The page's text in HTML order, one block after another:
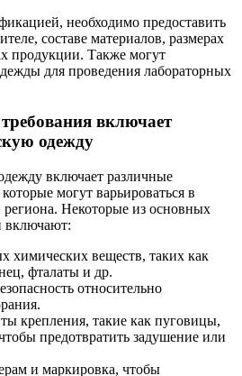
необходимо предоставить
составе материалов, размерах
продукции. Также могут
для проведения лабораторных
включает
одежду
включает различные
могут варьироваться в
региона. Некоторые из основных
включают:
химических веществ, таких как
фталаты и др.
относительно
крепления, такие как пуговицы,
предотвратить задушение или
и маркировка, чтобы